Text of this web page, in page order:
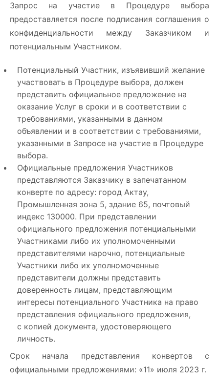
Запрос на участие в Процедуре выбора
предоставляется после подписания соглашения о
конфиденциальности между Заказчиком и
потенциальным Участником.
Потенциальный Участник, изъявивший желание
участвовать в Процедуре выбора, должен
представить официальное предложение на
оказание Услуг в сроки и в соответствии с
требованиями, указанными в данном
объявлении и в соответствии с требованиями,
указанными в Запросе на участие в Процедуре
выбора.
Официальные предложения Участников
представляются Заказчику в запечатанном
конверте по адресу: город Актау,
Промышленная зона 5, здание 65, почтовый
индекс 130000. При представлении
официального предложения потенциальными
Участниками либо их уполномоченными
представителями нарочно, потенциальные
Участники либо их уполномоченные
представители должны представить
доверенность лицам, представляющим
интересы потенциального Участника на право
представления официального предложения,
с копией документа, удостоверяющего
личность.
Срок начала представления конвертов с
официальными предложениями: «11» июля 2023 г.